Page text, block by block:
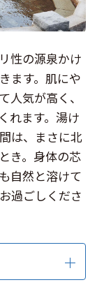
性の源泉かけ
ます。肌にや
人気が高く、
れます。湯け
は、まさに北
き。身体の芯
自然と溶けて
過ごしくださ